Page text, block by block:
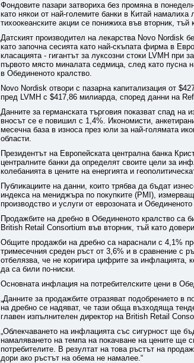
Фондовите пазари затвориха без промяна в
като някои от най-големите банки в Китай намалиха
тихоокеанските акции се понижиха във вторник,
Датският производител на лекарства Novo Nordisk
като започна сесията като най-скъпата фирма в
класацията - гигантът за луксозни стоки LVMH при
първото място миналата седмица, след като пусна
в Обединеното кралство.
Novo Nordisk отвори с пазарна капитализация от
пред LVMH с $417,86 милиарда, според данни на
Данните за германската търговия показват спад
вносът се е повишил с 1,4%. Икономисти,
месечна база в износа през юли за най-голямата
области.
Президентът на Европейската централна банка
централните банки да определят своите цели за
колебанията в цените на енергията и
Публикациите на данни, които трябва да бъдат
индекса на мениджъра по покупките (PMI),
производство и услуги от еврозоната и Обединеното
Продажбите на дребно в Обединеното кралство са
British Retail Consortium във вторник, тъй като
Общите продажби на дребно са нараснали с 4,1%
тримесечния среден ръст от 3,6% и в сравнение с
отбелязва, че не коригира цифрите за
да са били по-ниски.
Основната инфлация на потребителските цени в
„Данните за продажбите отразяват подобрението в
на дребно се надяват, че тази обща възходяща
главен изпълнителен директор на British Retail
„Облекчаването на инфлацията със сигурност ще
намаляването на темпа на покачване на цените ще
потребителите. В резултат на това ръстът на
дори ако ръстът на обема не намалее.“